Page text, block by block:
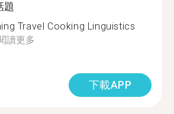
題
Travel Cooking Linguistics
讀更多
下載APP